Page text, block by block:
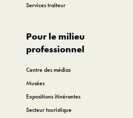
Services traiteur
Pour le milieu
professionnel
Centre des médias
Musées
Expositions itinérantes
Secteur touristique